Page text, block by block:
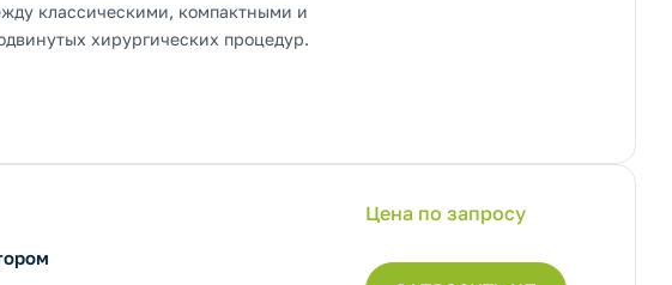
классическими, компактными и
хирургических процедур.
Цена по запросу